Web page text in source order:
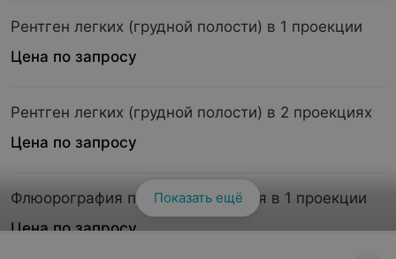
Рентген легких (грудной полости) в 1 проекции
Цена по запросу
Рентген легких (грудной полости) в 2 проекциях
Цена по запросу
Флюорография профилактическая в 1 проекции
Цена по запросу
Показать ещё